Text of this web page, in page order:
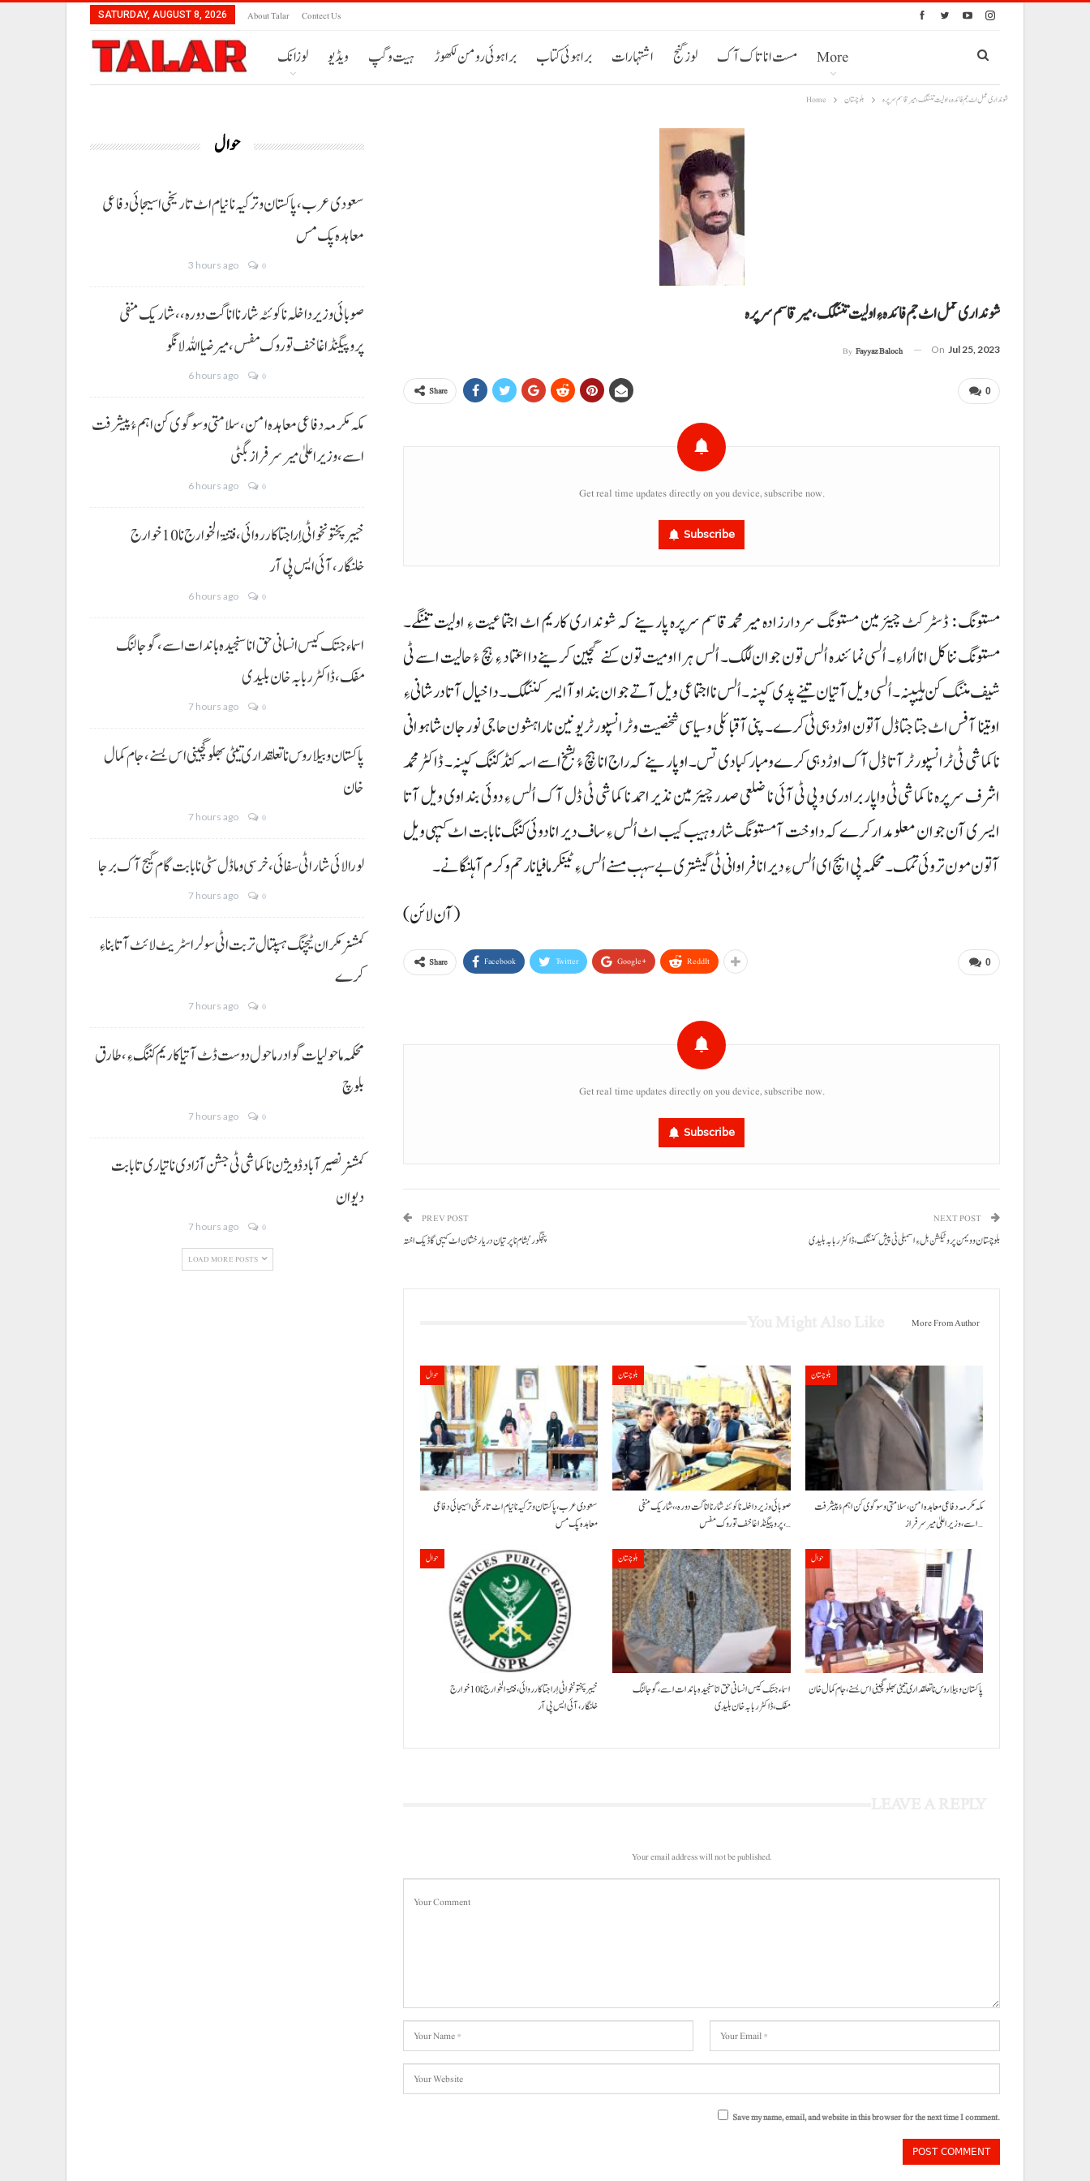
SATURDAY, AUGUST 8, 2026 About Talar Contect Us
لوزانک ویڈیو ہیت و گپ براہوئی رومن لکھوڑ براہوئی کتاب اشتہارات لوز گنج مست انا تاک آک More
Home بلوچستان شونداری عمل اٹ جم فائدہ ءِ اولیت تننگک، میر قاسم سرپرہ
شونداری عمل اٹ جم فائدہ ءِ اولیت تننگک، میر قاسم سرپرہ
By Fayyaz Baloch On Jul 25, 2023
0
Share
Get real time updates directly on you device, subscribe now.
Subscribe
مستونگ : ڈسٹرکٹ چیئرمین مستونگ سردارزادہ میرمحمدقاسم سرپرہ پارینے کہ شونداری کاریم اٹ اجتماعیت ءِ اولیت تننگے۔
مستونگ ننا کل انا اُرا ءِ۔ اُلسی نمائندہ اُلس تون جوان لگک۔ اُلس ہرا اومیت تون کنے گچین کرینے دا اعتماد ءِ ہچ ءُ حالیت اسے ٹی
شیف مننگ کن ہلیپنہ۔ اُلسی ویل آتیان تینے پدی کپنہ۔ اُلس نا اجتماعی ویل آتے جوان بنداو آ ایسر کننگک۔ دا خیال آتا درشانی ءِ
او تینا آفس اٹ جتا جتا ڈل آتون اوڑدہی ٹی کرے۔ پنی آ قبائلی و سیاسی شخصیت و ٹرانسپورٹر یونین نا راہشون حاجی نورجان شاہوانی
نا کماشی ٹی ٹرانسپورٹر آتا ڈل آک اوڑدہی کرے و مبارکبادی تس۔ او پارینے کہ راج انا ہچ ءُ بشخ اسے اسہ کنڈ کننگ کپنہ۔ ڈاکٹر محمد
اشرف سرپرہ نا کماشی ٹی واپار برادری و پی ٹی آئی نا ضلعی صدر چیئرمین نذیر احمد نا کماشی ٹی ڈل آک اُلس ءِ دوئی بنداوی ویل آتا
ایسری آن جوان معلومدار کرے کہ دا وخت آ مستونگ شار و ہیب کیب اٹ اُلس ءِ ساف دیر انا دوئی کننگ نا بابت اٹ کیہی ویل
آتون مون تروئی تمک۔ محکمہ پی ایچ ای اُلس ءِ دیر انا فراوانی ٹی گیشتری بے سہب مسنے اُلس ءِ ٹینکر مافیا نا رحم و کرم آ ہلنگانے۔
(آن لائن)
0
Share Facebook Twitter Google+ ReddIt
Get real time updates directly on you device, subscribe now.
Subscribe
PREV POST
پنجگور‘ بشام نا پر تیان دریا رخشان اٹ کیہی گاڈیک اختہ
NEXT POST
بلوچستان وویمن پروٹیکشن بل ءِ اسمبلی ٹی پیش کننگک، ڈاکٹر ربابہ بلیدی
More From Author
حوال
سعودی عرب، پاکستان و ترکیہ نا نیام اٹ تاریخی اسیجائی دفاعی
معاہدہ پک مس
بلوچستان
صوبائی وزیر داخلہ نا کوئٹہ شار نا اناگت دورہ،، شاریک منفی
پروپیگنڈا غا خف توروک مفس،…
بلوچستان
مکہ مکرمہ دفاعی معاہدہ امن، سلامتی و سوگوی کن اہم ءُ پیشرفت
اسے،وزیراعلیٰ میر سرفراز…
حوال
خیبر پختونخوا ٹی اِرا جتا کارروائی، فتنۃ الخوارج نا 10خوارج
خلنگار،آئی ایس پی آر
بلوچستان
اسماء جتک کیس انسانی حق انا سنجیدہ باندات اسے، گوجالنگ
مفک،ڈاکٹر ربابہ خان بلیدی
حوال
پاکستان و بیلاروس نا تعلقداری تیٹی بھلو گچینی اس بسنے، جام کمال خان
Your email address will not be published.
Save my name, email, and website in this browser for the next time I comment.
حوال
سعودی عرب، پاکستان و ترکیہ نا نیام اٹ تاریخی اسیجائی دفاعی
معاہدہ پک مس
3 hours ago 0
صوبائی وزیر داخلہ نا کوئٹہ شار نا اناگت دورہ،، شاریک منفی
پروپیگنڈا غا خف توروک مفس، میر ضیا اللہ لانگو
6 hours ago 0
مکہ مکرمہ دفاعی معاہدہ امن، سلامتی و سوگوی کن اہم ءُ پیشرفت
اسے،وزیراعلیٰ میر سرفراز بگٹی
6 hours ago 0
خیبر پختونخوا ٹی اِرا جتا کارروائی، فتنۃ الخوارج نا 10خوارج
خلنگار،آئی ایس پی آر
6 hours ago 0
اسماء جتک کیس انسانی حق انا سنجیدہ باندات اسے، گوجالنگ
مفک،ڈاکٹر ربابہ خان بلیدی
7 hours ago 0
پاکستان و بیلاروس نا تعلقداری تیٹی بھلو گچینی اس بسنے، جام کمال
خان
7 hours ago 0
لورالائی شار اٹی سفائی، خرسی و ماڈل سٹی نا بابت گام گیج آک برجا
7 hours ago 0
کمشنر مکران ٹیچنگ ہسپتال تربت اٹی سولر اسٹریٹ لائٹ آتا بناءِ
کرے
7 hours ago 0
محکمہ ماحولیات گوادر ماحول دوست ڈٹ آتیا کاریم کننگ ءِ، طارق
بلوچ
7 hours ago 0
کمشنر نصیر آباد ڈویژن نا کماشی ٹی جشن آزادی نا تیاری تا بابت
دیوان
7 hours ago 0
LOAD MORE POSTS